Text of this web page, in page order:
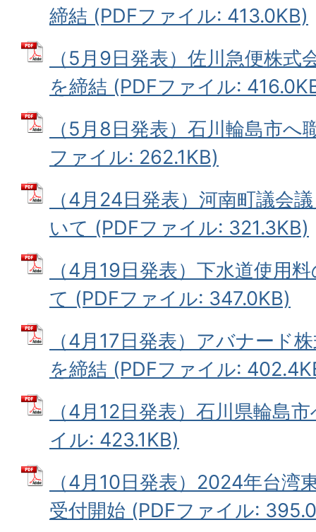
締結 (PDFファイル: 413.0KB)
（5月9日発表）佐川急便株式
を締結 (PDFファイル:
（5月8日発表）石川輪島市
ファイル: 262.1KB)
（4月24日発表）河南町議会
いて (PDFファイル: 321.3KB)
（4月19日発表）下水道使用
て (PDFファイル: 347.0KB)
（4月17日発表）アバナード
を締結 (PDFファイル:
（4月12日発表）石川県輪島
イル: 423.1KB)
（4月10日発表）2024年台湾
受付開始 (PDFファイル: